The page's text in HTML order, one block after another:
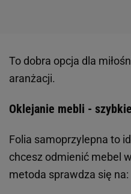
To dobra opcja dla
aranżacji.
Oklejanie mebli -
Folia samoprzylepna to
chcesz odmienić mebel
metoda sprawdza się na: